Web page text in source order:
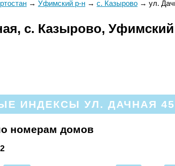
→ Уфимский р-н → с. Казырово → ул.
с. Казырово,
ИНДЕКСЫ УЛ. ДАЧНАЯ
номерам домов